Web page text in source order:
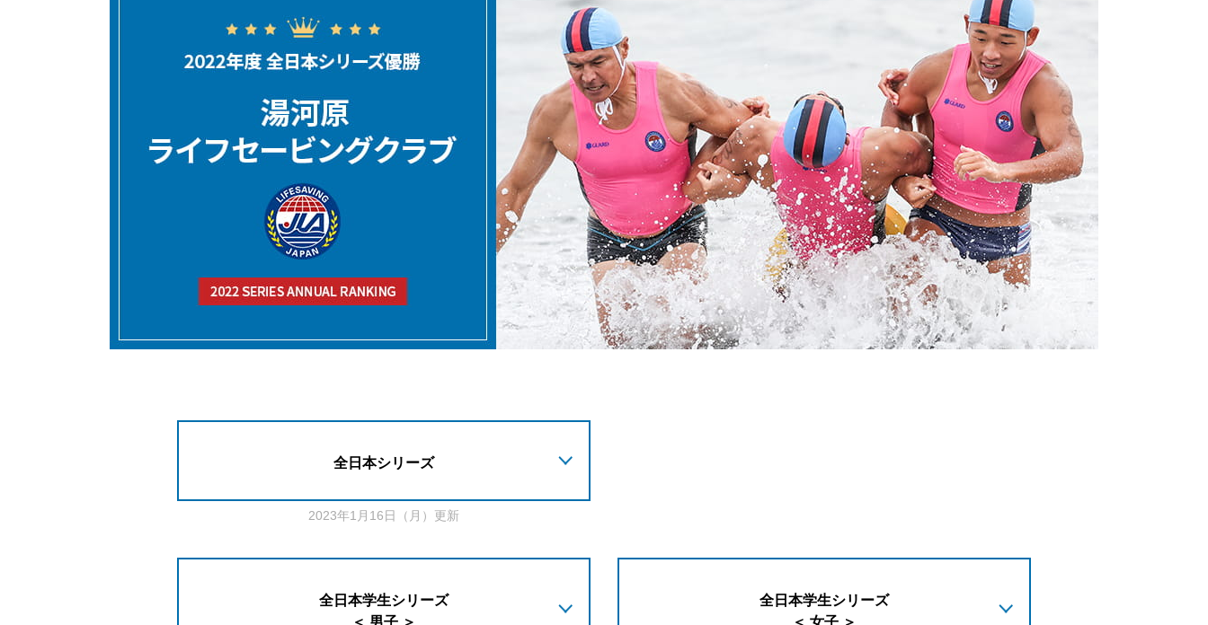
全日本シリーズ
2023年1月16日（月）更新
全日本学生シリーズ
＜ 男子 ＞
全日本学生シリーズ
＜ 女子 ＞